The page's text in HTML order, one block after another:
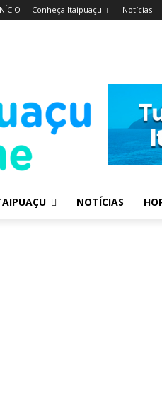
Conheça Itaipuaçu Notícias
NOTÍCIAS